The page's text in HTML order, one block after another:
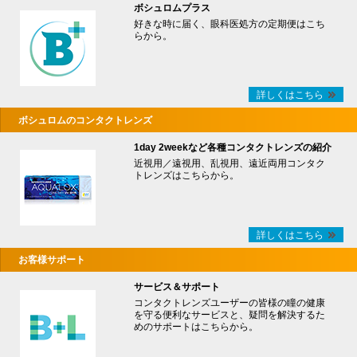
ボシュロムプラス
好きな時に届く、眼科医処方の定期便はこち
らから。
詳しくはこちら
ボシュロムのコンタクトレンズ
1day 2weekなど各種コンタクトレンズの紹介
近視用／遠視用、乱視用、遠近両用コンタク
トレンズはこちらから。
詳しくはこちら
お客様サポート
サービス＆サポート
コンタクトレンズユーザーの皆様の瞳の健康
を守る便利なサービスと、疑問を解決するた
めのサポートはこちらから。